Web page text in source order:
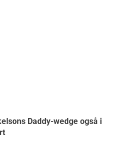
Daddy-wedge også i